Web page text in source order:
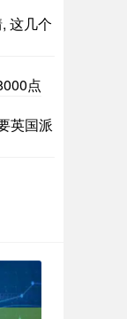
这几个
点
英国派